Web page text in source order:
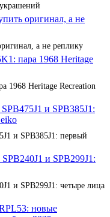
а не реплику
1968 Heritage Recreation
и SPB385J1: первый
и SPB299J1: четыре лица